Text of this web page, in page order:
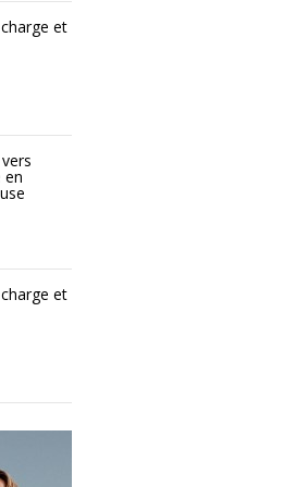
et
en
et